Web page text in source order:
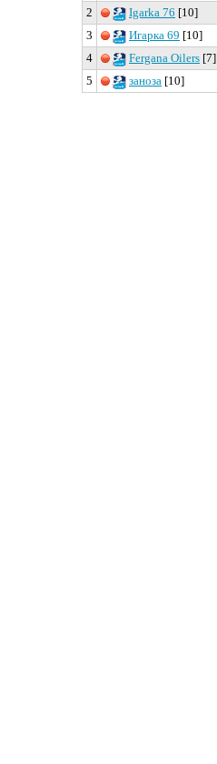
2 Igarka 76 [10]
3
Игарка 69 [10]
4
Fergana Oilers [7]
5
заноза [10]